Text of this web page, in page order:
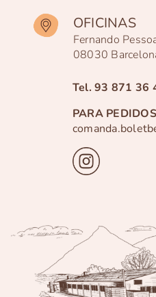
OFICINAS
Fernando
08030
Tel.93 871 36
PARA PEDIDOS